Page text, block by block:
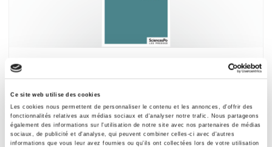
Ce site web utilise des cookies
Les cookies nous permettent de personnaliser le contenu et les annonces, d'offrir des
fonctionnalités relatives aux médias sociaux et d'analyser notre trafic. Nous partageons
également des informations sur l'utilisation de notre site avec nos partenaires de médias
sociaux, de publicité et d'analyse, qui peuvent combiner celles-ci avec d'autres
informations que vous leur avez fournies ou qu'ils ont collectées lors de votre utilisation
Dialogue social et performance économique
Marc Ferracci, Florian Guyot